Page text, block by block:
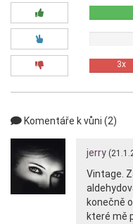
3x
Komentáře k vůni (2)
jerry
Vintage.
konečně
které mě